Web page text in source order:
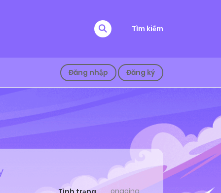
Tìm kiếm
Đăng nhập Đăng ký
ongoing